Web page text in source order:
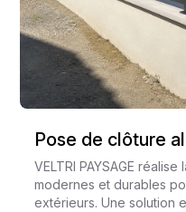
Pose de clôture
VELTRI PAYSAGEréalise
modernes et durables
extérieurs. Une solution